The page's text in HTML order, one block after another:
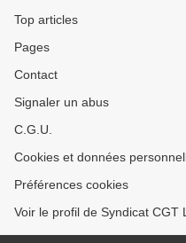
Top articles
Pages
Contact
Signaler un abus
C.G.U.
Cookies et données
Préférences cookies
Voir le profil de Syndicat CGT